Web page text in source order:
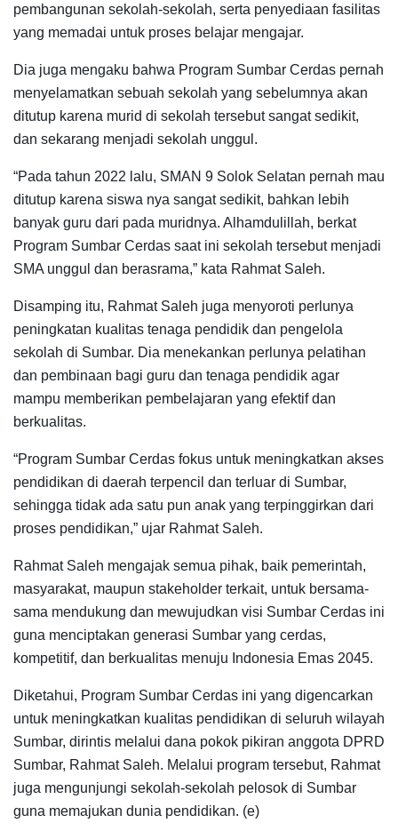
pembangunan sekolah-sekolah, serta penyediaan fasilitas
yang memadai untuk proses belajar mengajar.
Dia juga mengaku bahwa Program Sumbar Cerdas pernah
menyelamatkan sebuah sekolah yang sebelumnya akan
ditutup karena murid di sekolah tersebut sangat sedikit,
dan sekarang menjadi sekolah unggul.
“Pada tahun 2022 lalu, SMAN 9 Solok Selatan pernah mau
ditutup karena siswa nya sangat sedikit, bahkan lebih
banyak guru dari pada muridnya. Alhamdulillah, berkat
Program Sumbar Cerdas saat ini sekolah tersebut menjadi
SMA unggul dan berasrama,” kata Rahmat Saleh.
Disamping itu, Rahmat Saleh juga menyoroti perlunya
peningkatan kualitas tenaga pendidik dan pengelola
sekolah di Sumbar. Dia menekankan perlunya pelatihan
dan pembinaan bagi guru dan tenaga pendidik agar
mampu memberikan pembelajaran yang efektif dan
berkualitas.
“Program Sumbar Cerdas fokus untuk meningkatkan akses
pendidikan di daerah terpencil dan terluar di Sumbar,
sehingga tidak ada satu pun anak yang terpinggirkan dari
proses pendidikan,” ujar Rahmat Saleh.
Rahmat Saleh mengajak semua pihak, baik pemerintah,
masyarakat, maupun stakeholder terkait, untuk bersama-
sama mendukung dan mewujudkan visi Sumbar Cerdas ini
guna menciptakan generasi Sumbar yang cerdas,
kompetitif, dan berkualitas menuju Indonesia Emas 2045.
Diketahui, Program Sumbar Cerdas ini yang digencarkan
untuk meningkatkan kualitas pendidikan di seluruh wilayah
Sumbar, dirintis melalui dana pokok pikiran anggota DPRD
Sumbar, Rahmat Saleh. Melalui program tersebut, Rahmat
juga mengunjungi sekolah-sekolah pelosok di Sumbar
guna memajukan dunia pendidikan. (e)